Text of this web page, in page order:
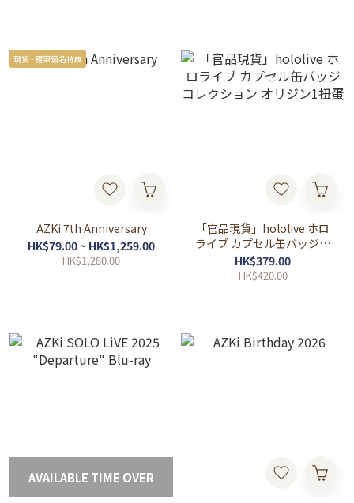
現貨 - 親筆簽名特典
AZKi 7th Anniversary
HK$79.00 ~ HK$1,259.00
HK$1,280.00
「官品現貨」hololive ホロ
ライブ カプセル缶バッジコ
レクション オリジン1扭蛋
HK$379.00
HK$420.00
AVAILABLE TIME OVER